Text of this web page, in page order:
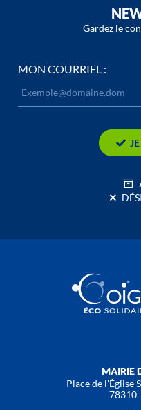
Gardez le
MON COURRIEL :
MAIRIE
Place de l'Église
78310